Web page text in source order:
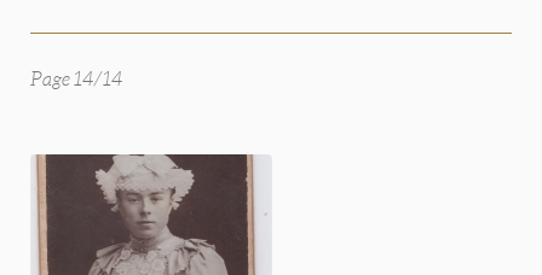
Page 14/14